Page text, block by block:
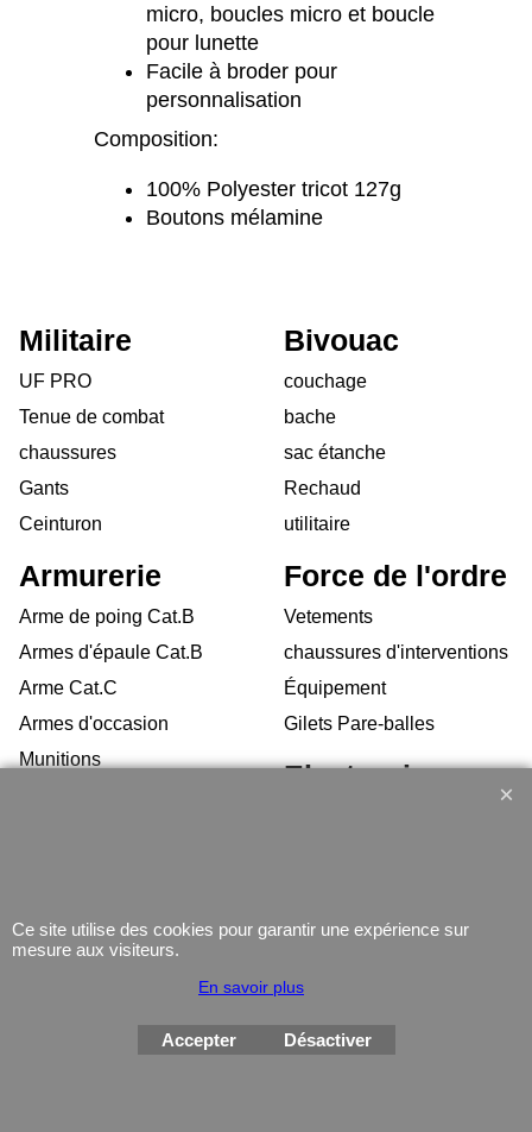
micro, boucles micro et boucle
pour lunette
Facile à broder pour
personnalisation
Composition:
100% Polyester tricot 127g
Boutons mélamine
Militaire
UF PRO
Tenue de combat
chaussures
Gants
Ceinturon
Bivouac
couchage
bache
sac étanche
Rechaud
utilitaire
Armurerie
Arme de poing Cat.B
Armes d'épaule Cat.B
Arme Cat.C
Armes d'occasion
Munitions
Force de l'ordre
Vetements
chaussures d'interventions
Équipement
Gilets Pare-balles
Electronique
Montres
Ce site utilise des cookies pour garantir une expérience sur
mesure aux visiteurs.
En savoir plus
Accepter Désactiver